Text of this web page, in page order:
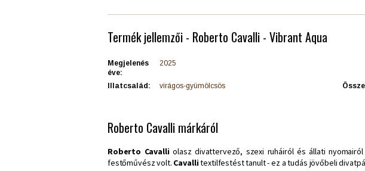
Termék jellemzői - Roberto Cavalli - Vibrant Aqua
Megjelenés
éve:
2025
Illatcsalád: virágos-gyümölcsös
Roberto Cavalli márkáról
Roberto Cavalliolasz divattervező, szexi ruháiról és állati
festőművész volt. Cavallitextilfestést tanult - ez a tudás jövőbeli